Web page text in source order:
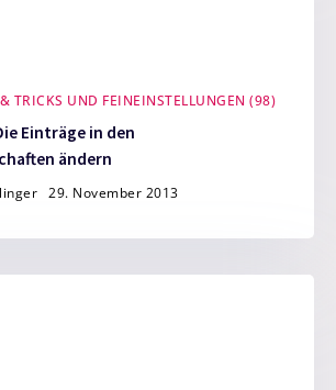
TRICKS UND FEINEINSTELLUNGEN (98)
Einträge in den
ändern
29. November 2013